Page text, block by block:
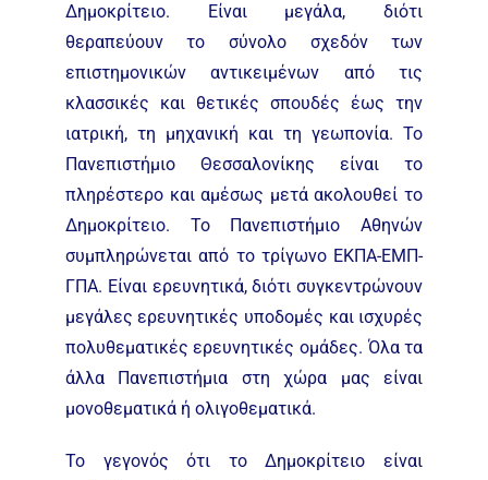
Δημοκρίτειο. Είναι μεγάλα, διότι
θεραπεύουν το σύνολο σχεδόν των
επιστημονικών αντικειμένων από τις
κλασσικές και θετικές σπουδές έως την
ιατρική, τη μηχανική και τη γεωπονία. Το
Πανεπιστήμιο Θεσσαλονίκης είναι το
πληρέστερο και αμέσως μετά ακολουθεί το
Δημοκρίτειο. Το Πανεπιστήμιο Αθηνών
συμπληρώνεται από το τρίγωνο ΕΚΠΑ-ΕΜΠ-
ΓΠΑ. Είναι ερευνητικά, διότι συγκεντρώνουν
μεγάλες ερευνητικές υποδομές και ισχυρές
πολυθεματικές ερευνητικές ομάδες. Όλα τα
άλλα Πανεπιστήμια στη χώρα μας είναι
μονοθεματικά ή ολιγοθεματικά.
Το γεγονός ότι το Δημοκρίτειο είναι